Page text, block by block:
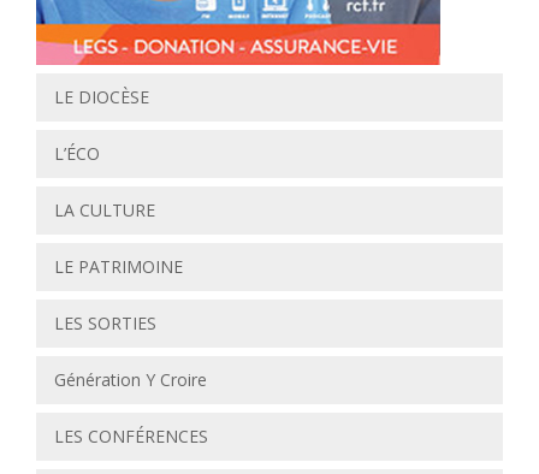
LE DIOCÈSE
L’ÉCO
LA CULTURE
LE PATRIMOINE
LES SORTIES
Génération Y Croire
LES CONFÉRENCES